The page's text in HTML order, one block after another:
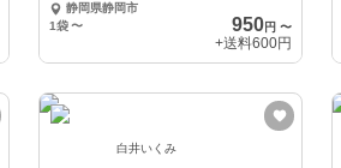
静岡県静岡市
1袋 〜 950円〜
+送料600円
白井いくみ